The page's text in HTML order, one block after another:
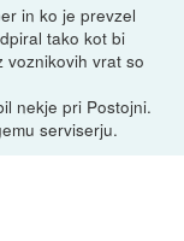
in ko je prevzel
tako kot bi
voznikovih vrat so
nekje pri Postojni.
serviserju.